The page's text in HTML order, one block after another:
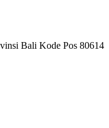
Bali Kode Pos 80614